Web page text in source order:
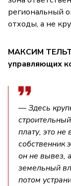
региональный
отходы, а не
МАКСИМ
управляющих
— Здесь
плату, это не
собственник
он не вывез,
земельный
потом